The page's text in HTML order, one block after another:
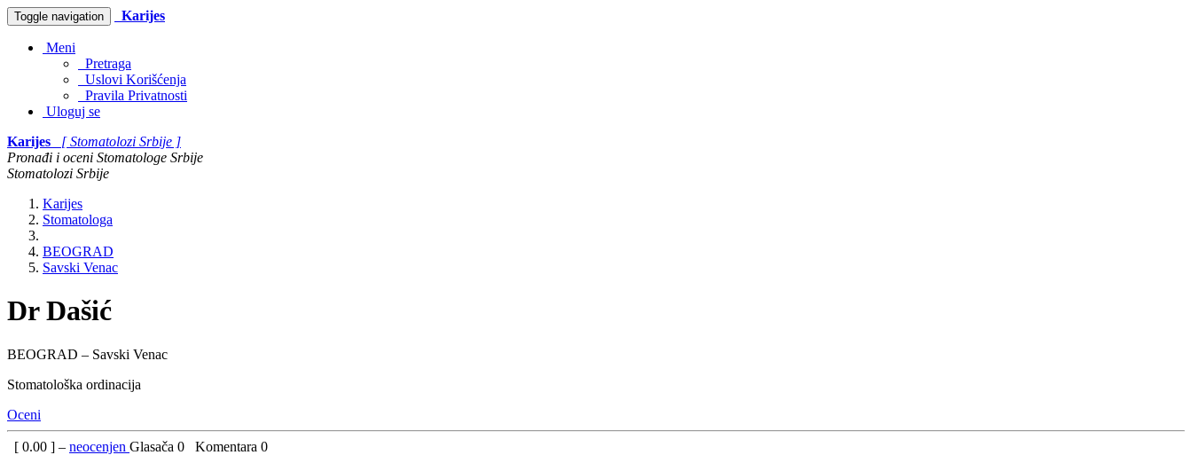
Toggle navigation Karijes
Meni
Pretraga
Uslovi Korišćenja
Pravila Privatnosti
Uloguj se
Karijes
[ Stomatolozi Srbije ]
Pronađi i oceni Stomatologe Srbije
Stomatolozi Srbije
Karijes
Stomatologa
BEOGRAD
Savski Venac
Dr Dašić
BEOGRAD – Savski Venac
Stomatološka ordinacija
Oceni
[ 0.00 ] – neocenjen Glasača 0 Komentara 0